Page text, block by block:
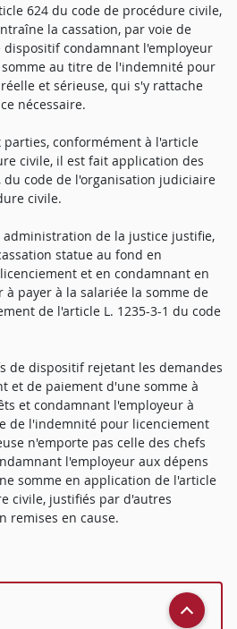
624 du code de procédure civile,
la cassation, par voie de
dispositif condamnant l'employeur
au titre de l'indemnité pour
et sérieuse, qui s'y rattache
nécessaire.
parties, conformément à l'article
civile, il est fait application des
du code de l'organisation judiciaire
civile.
de la justice justifie,
statue au fond en
et en condamnant en
à payer à la salariée la somme de
de l'article L. 1235-3-1 du code
de dispositif rejetant les demandes
et de paiement d'une somme à
et condamnant l'employeur à
de l'indemnité pour licenciement
n'emporte pas celle des chefs
l'employeur aux dépens
somme en application de l'article
civile, justifiés par d'autres
remises en cause.